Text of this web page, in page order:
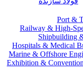
Port &
Railway & High-
Shipbuilding
Hospitals & Medical
Marine & Offshore
Exhibition &